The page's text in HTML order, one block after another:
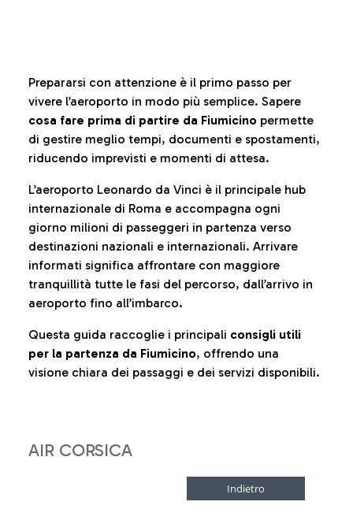
Prepararsi con attenzione è il primo passo per
vivere l’aeroporto in modo più semplice. Sapere
cosa fare prima di partire da Fiumicino permette
di gestire meglio tempi, documenti e spostamenti,
riducendo imprevisti e momenti di attesa.
L’aeroporto Leonardo da Vinci è il principale hub
internazionale di Roma e accompagna ogni
giorno milioni di passeggeri in partenza verso
destinazioni nazionali e internazionali. Arrivare
informati significa affrontare con maggiore
tranquillità tutte le fasi del percorso, dall’arrivo in
aeroporto fino all’imbarco.
Questa guida raccoglie i principali consigli utili
per la partenza da Fiumicino, offrendo una
visione chiara dei passaggi e dei servizi disponibili.
AIR CORSICA